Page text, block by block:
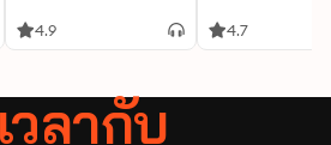
4.9 4.7
ลากับ